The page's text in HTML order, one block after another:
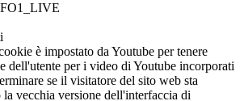
è impostato da Youtube per tenere
dell'utente per i video di Youtube incorporati
se il visitatore del sito web sta
vecchia versione dell'interfaccia di